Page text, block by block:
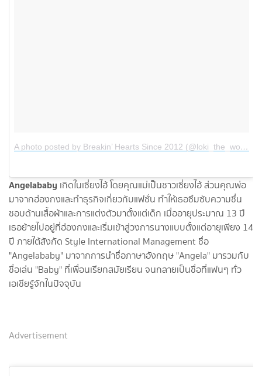
A photo posted by Breakin’ Hearts Since 2012 (@loki_the_wolfdog)
Angelababy เกิดในเซี่ยงไฮ้ โดยคุณแม่เป็นชาวเซี่ยงไฮ้ ส่วนคุณพ่อ
มาจากฮ่องกงและทำธุรกิจเกี่ยวกับแฟชั่น ทำให้เธอซึมซับความชื่น
ชอบด้านเสื้อผ้าและการแต่งตัวมาตั้งแต่เด็ก เมื่ออายุประมาณ 13 ปี
เธอย้ายไปอยู่ที่ฮ่องกงและเริ่มเข้าสู่วงการนางแบบตั้งแต่อายุเพียง 14
ปี ภายใต้สังกัด Style International Management ชื่อ
"Angelababy" มาจากการนำชื่อภาษาอังกฤษ "Angela" มารวมกับ
ชื่อเล่น "Baby" ที่เพื่อนเรียกสมัยเรียน จนกลายเป็นชื่อที่แฟนๆ ทั่ว
เอเชียรู้จักในปัจจุบัน
Advertisement